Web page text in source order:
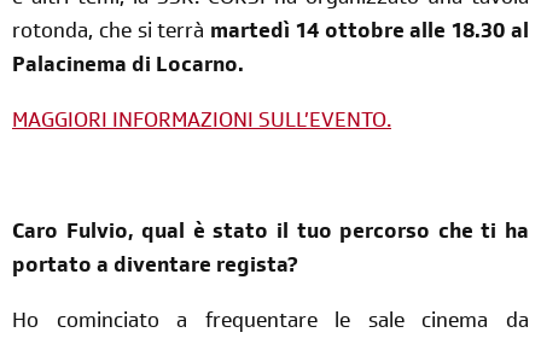
rotonda, che si terrà martedì 14 ottobre alle 18.30 al
Palacinema di Locarno.
MAGGIORI INFORMAZIONI SULL’EVENTO.
Caro Fulvio, qual è stato il tuo percorso che ti ha
portato a diventare regista?
Ho cominciato a frequentare le sale cinema da